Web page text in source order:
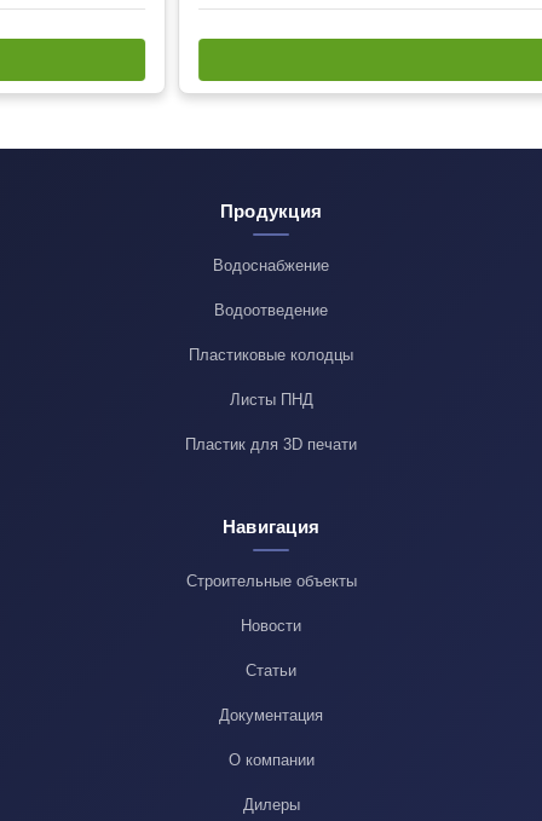
Продукция
Водоснабжение
Водоотведение
Пластиковые колодцы
Листы ПНД
Пластик для 3D печати
Навигация
Строительные объекты
Новости
Статьи
Документация
О компании
Дилеры